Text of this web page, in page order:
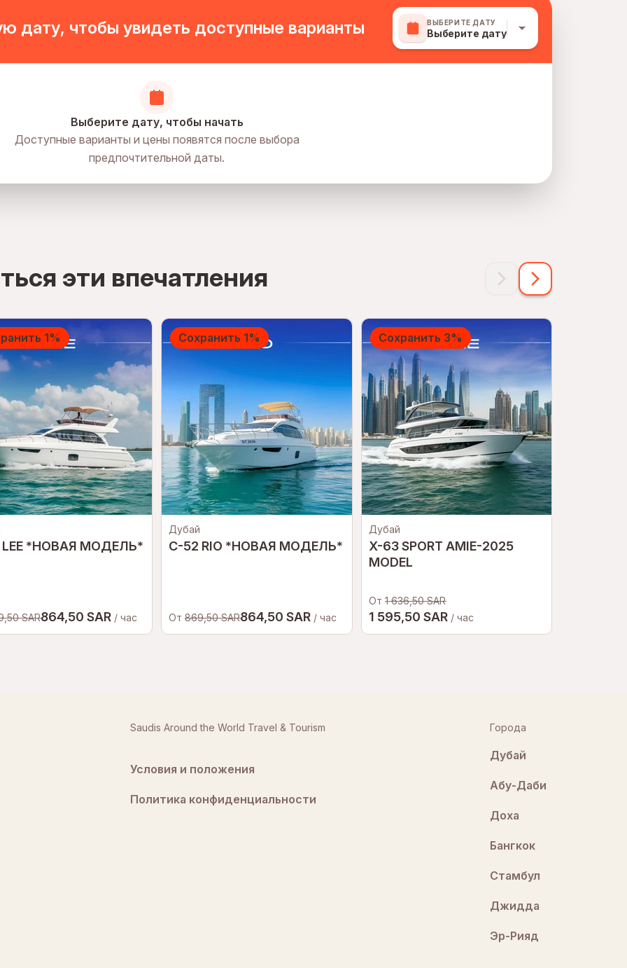
дату, чтобы увидеть доступные варианты ВЫБЕРИТЕ ДАТУ
Выберите дату
Выберите дату, чтобы начать
Доступные варианты и цены появятся после выбора
предпочтительной даты.
эти впечатления
LEE *НОВАЯ МОДЕЛЬ*
SAR864,50 SAR / час
1%
Дубай
C-52 RIO *НОВАЯ МОДЕЛЬ*
От 869,50 SAR864,50 SAR / час
Сохранить 1%
Дубай
X-63 SPORT AMIE-2025
MODEL
От 1 636,50 SAR
1 595,50 SAR / час
Сохранить 3%
Saudis Around the World Travel & Tourism
Условия и положения
Политика конфиденциальности
Города
Дубай
Абу-Даби
Доха
Бангкок
Стамбул
Джидда
Эр-Рияд